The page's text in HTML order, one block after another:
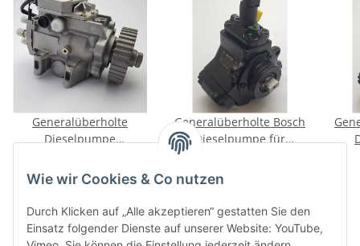
Wie wir Cookies & Co nutzen
Durch Klicken auf „Alle akzeptieren“ gestatten Sie den
Einsatz folgender Dienste auf unserer Website: YouTube,
Generalüberholte
Dieselpumpe
2.5TDI(quattro) 8E2/8E5
2000-2005 163/180PS
Generalüberholte Bosch
Dieselpumpe für
Mercedes-Benz Vito 110
CDI 2.2 75kW 102PS
1999-2003